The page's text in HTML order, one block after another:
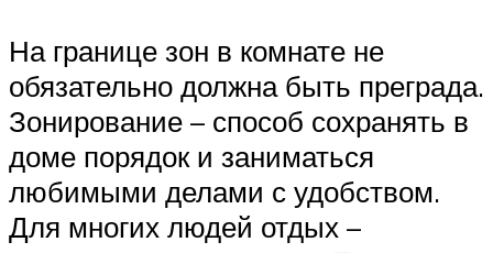
На границе зон в комнате не
обязательно должна быть преграда.
Зонирование – способ сохранять в
доме порядок и заниматься
любимыми делами с удобством.
Для многих людей отдых –